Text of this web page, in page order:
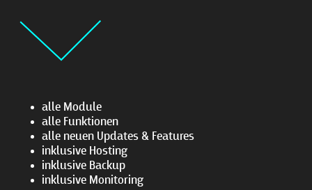
alle Module
alle Funktionen
alle neuen Updates & Features
inklusive Hosting
inklusive Backup
inklusive Monitoring